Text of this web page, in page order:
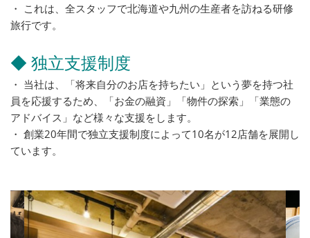
・ これは、全スタッフで北海道や九州の生産者を訪ねる研修
旅行です。
◆ 独立支援制度
・ 当社は、「将来自分のお店を持ちたい」という夢を持つ社
員を応援するため、「お金の融資」「物件の探索」「業態の
アドバイス」など様々な支援をします。
・ 創業20年間で独立支援制度によって10名が12店舗を展開し
ています。